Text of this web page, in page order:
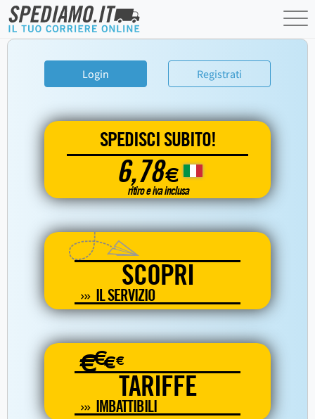
Login Registrati
SPEDISCI SUBITO!
6,78€
ritiro e iva inclusa
SCOPRI
IL SERVIZIO
€€€€
TARIFFE
IMBATTIBILI